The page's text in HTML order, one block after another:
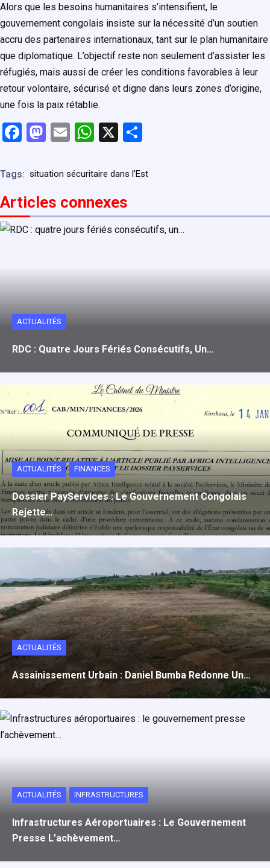
Alors que les besoins humanitaires s’intensifient, le
gouvernement congolais insiste sur la nécessité d’un soutien
accru des partenaires internationaux, tant sur le plan humanitaire
que diplomatique. L’objectif reste non seulement d’assister les
réfugiés, mais aussi de créer les conditions favorables à leur
retour volontaire, sécurisé et digne dans leurs zones d’origine,
une fois la paix rétablie.
F
ce
b
o
o
M
st
d
o
E
ail
W
at
A
p
X
ta
er
Tags: situation sécuritaire dans l’Est
Articles connexes
ACTUALITÉS
RDC : Quatre Jours Fériés Consécutifs, Un…
ACTUALITÉS FINANCES
Dossier PayServices : Le Gouvernement Congolais
Rejette…
ACTUALITÉS
Assainissement Urbain : Daniel Bumba Redonne Un…
ACTUALITÉS INFRASTRUCTURES
Infrastructures Aéroportuaires : Le Gouvernement
Presse L’achèvement…